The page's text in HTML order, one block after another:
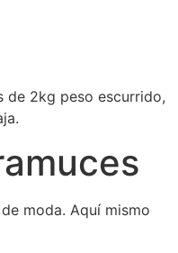
de 2kg peso escurrido,
moda. Aquí mismo